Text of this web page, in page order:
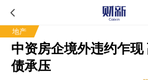
地产
中资房企境外违约乍现
债承压